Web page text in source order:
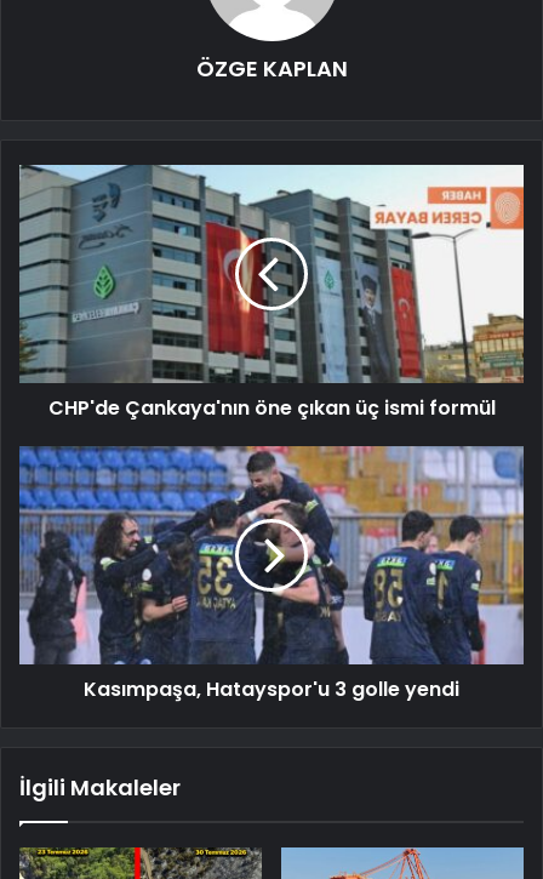
ÖZGE KAPLAN
CHP'de Çankaya'nın öne çıkan üç ismi formül
Kasımpaşa, Hatayspor'u 3 golle yendi
İlgili Makaleler